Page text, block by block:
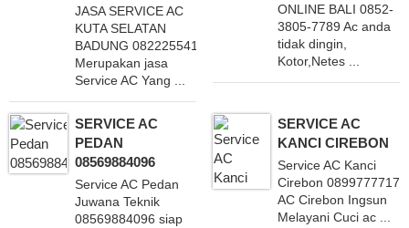
JASA SERVICE AC
KUTA SELATAN
BADUNG 082225541342
Merupakan jasa
Service AC Yang ...
ONLINE BALI 0852-
3805-7789 Ac anda
tidak dingin,
Kotor,Netes ...
SERVICE AC
PEDAN
08569884096
Service AC Pedan
Juwana Teknik
08569884096 siap
SERVICE AC
KANCI CIREBON
Service AC Kanci
Cirebon 08997777171
AC Cirebon Ingsun
Melayani Cuci ac ...